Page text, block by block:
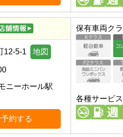
12-5-1 地図
ニーホール駅
約する
保有車両ク
各種サービス